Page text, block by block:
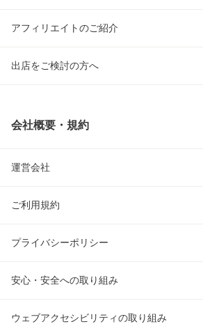
アフィリエイトのご紹介
出店をご検討の方へ
会社概要・規約
運営会社
ご利用規約
プライバシーポリシー
安心・安全への取り組み
ウェブアクセシビリティの取り組み